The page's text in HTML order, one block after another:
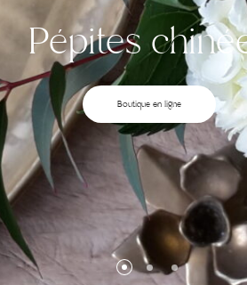
Pépites
Boutique en ligne